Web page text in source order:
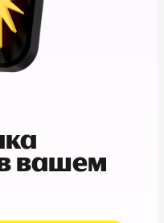
вашем